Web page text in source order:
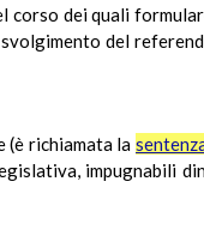
dei quali
del
(è richiamata la
impugnabili